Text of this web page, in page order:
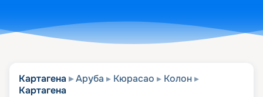
Картагена Аруба Кюрасао
Колон
Картагена